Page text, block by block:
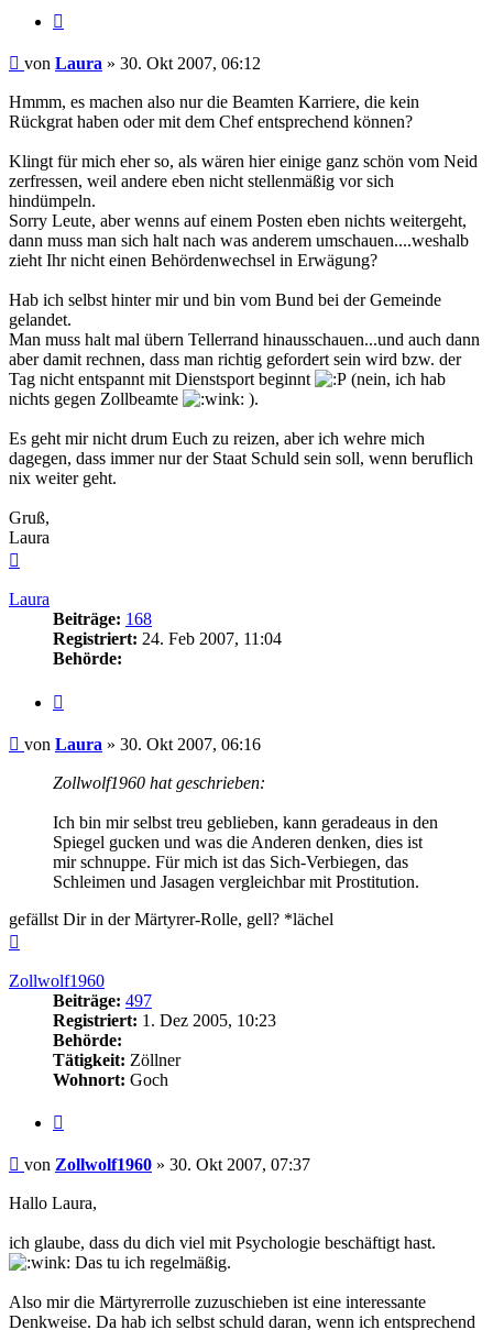
Beitrag
von Laura » 30. Okt 2007, 06:12
Hmmm, es machen also nur die Beamten Karriere, die kein
Rückgrat haben oder mit dem Chef entsprechend können?
Klingt für mich eher so, als wären hier einige ganz schön vom Neid
zerfressen, weil andere eben nicht stellenmäßig vor sich
hindümpeln.
Sorry Leute, aber wenns auf einem Posten eben nichts weitergeht,
dann muss man sich halt nach was anderem umschauen....weshalb
zieht Ihr nicht einen Behördenwechsel in Erwägung?
Hab ich selbst hinter mir und bin vom Bund bei der Gemeinde
gelandet.
Man muss halt mal übern Tellerrand hinausschauen...und auch dann
aber damit rechnen, dass man richtig gefordert sein wird bzw. der
Tag nicht entspannt mit Dienstsport beginnt
(nein, ich hab
nichts gegen Zollbeamte
).
Es geht mir nicht drum Euch zu reizen, aber ich wehre mich
dagegen, dass immer nur der Staat Schuld sein soll, wenn beruflich
nix weiter geht.
Gruß,
Laura
Laura
Beiträge: 168
Registriert: 24. Feb 2007, 11:04
Behörde:
Beitrag
von Laura » 30. Okt 2007, 06:16
Zollwolf1960 hat geschrieben:
Ich bin mir selbst treu geblieben, kann geradeaus in den
Spiegel gucken und was die Anderen denken, dies ist
mir schnuppe. Für mich ist das Sich-Verbiegen, das
Schleimen und Jasagen vergleichbar mit Prostitution.
gefällst Dir in der Märtyrer-Rolle, gell? *lächel
Zollwolf1960
Beiträge: 497
Registriert: 1. Dez 2005, 10:23
Behörde:
Tätigkeit: Zöllner
Wohnort: Goch
Beitrag
von Zollwolf1960 » 30. Okt 2007, 07:37
Hallo Laura,
ich glaube, dass du dich viel mit Psychologie beschäftigt hast.
Das tu ich regelmäßig.
Also mir die Märtyrerrolle zuzuschieben ist eine interessante
Denkweise. Da hab ich selbst schuld daran, wenn ich entsprechend